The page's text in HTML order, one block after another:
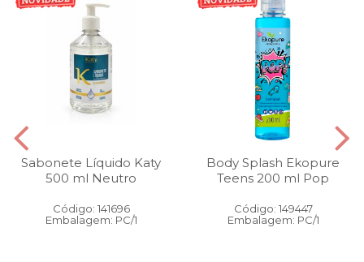
Sabonete Líquido Katy
500 ml Neutro
Código: 141696
Embalagem: PC/1
Body Splash Ekopure
Teens 200 ml Pop
Código: 149447
Embalagem: PC/1